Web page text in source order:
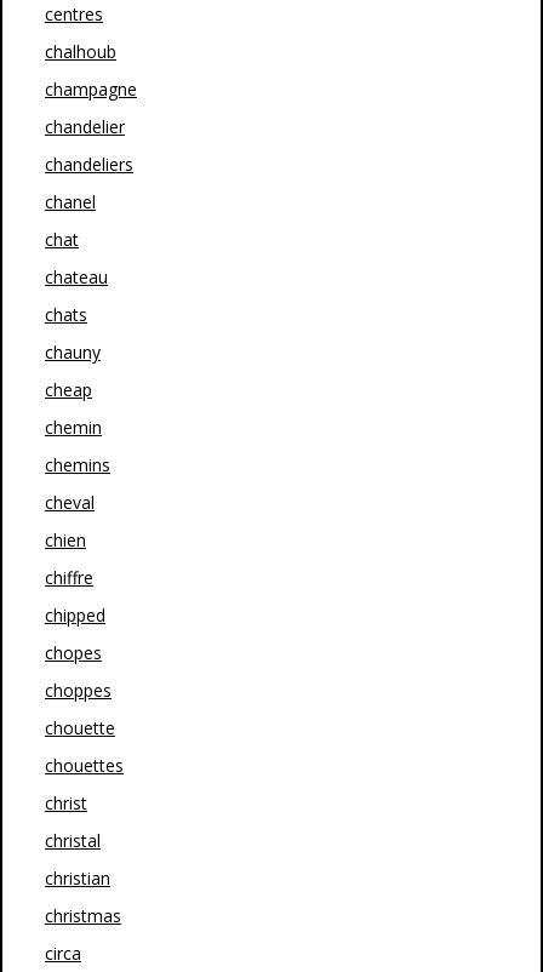
centres
chalhoub
champagne
chandelier
chandeliers
chanel
chat
chateau
chats
chauny
cheap
chemin
chemins
cheval
chien
chiffre
chipped
chopes
choppes
chouette
chouettes
christ
christal
christian
christmas
circa